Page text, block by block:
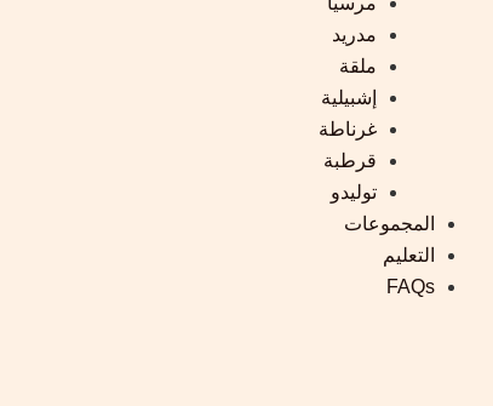
مدريد
ملقة
إشبيلية
غرناطة
قرطبة
توليدو
المجموعات
التعليم
FAQs